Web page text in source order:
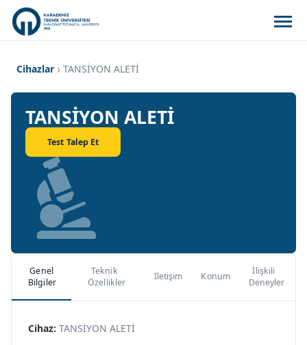
Cihazlar TANSİYON ALETİ
TANSİYON ALETİ
Test Talep Et
Genel
Bilgiler
Teknik
Özellikler
İletişim Konum
İlişkili
Deneyler
Cihaz: TANSİYON ALETİ